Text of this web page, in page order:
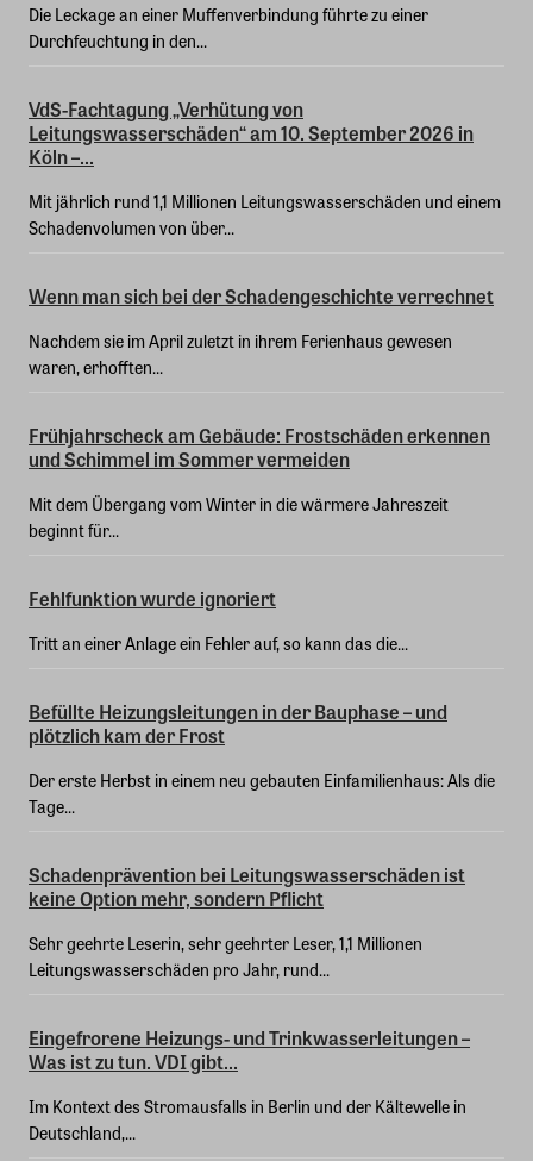
Die Leckage an einer Muffenverbindung führte zu einer
Durchfeuchtung in den...
VdS-Fachtagung „Verhütung von
Leitungswasserschäden“ am 10. September 2026 in
Köln –...
Mit jährlich rund 1,1 Millionen Leitungswasserschäden und einem
Schadenvolumen von über...
Wenn man sich bei der Schadengeschichte verrechnet
Nachdem sie im April zuletzt in ihrem Ferienhaus gewesen
waren, erhofften...
Frühjahrscheck am Gebäude: Frostschäden erkennen
und Schimmel im Sommer vermeiden
Mit dem Übergang vom Winter in die wärmere Jahreszeit
beginnt für...
Fehlfunktion wurde ignoriert
Tritt an einer Anlage ein Fehler auf, so kann das die...
Befüllte Heizungsleitungen in der Bauphase – und
plötzlich kam der Frost
Der erste Herbst in einem neu gebauten Einfamilienhaus: Als die
Tage...
Schadenprävention bei Leitungswasserschäden ist
keine Option mehr, sondern Pflicht
Sehr geehrte Leserin, sehr geehrter Leser, 1,1 Millionen
Leitungswasserschäden pro Jahr, rund...
Eingefrorene Heizungs- und Trinkwasserleitungen –
Was ist zu tun. VDI gibt...
Im Kontext des Stromausfalls in Berlin und der Kältewelle in
Deutschland,...